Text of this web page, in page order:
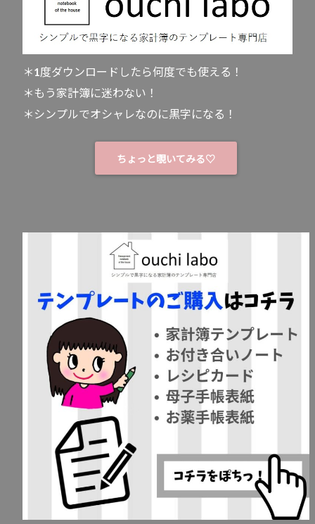
＊1度ダウンロードしたら何度でも使える！
＊もう家計簿に迷わない！
＊シンプルでオシャレなのに黒字になる！
ちょっと覗いてみる♡